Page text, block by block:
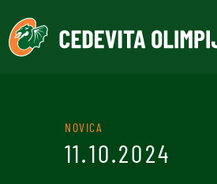
NOVICA
11.10.2024